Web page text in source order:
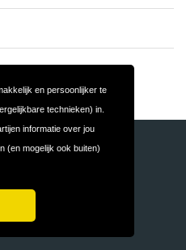
en persoonlijker te
technieken) in.
informatie over jou
(en mogelijk ook buiten)